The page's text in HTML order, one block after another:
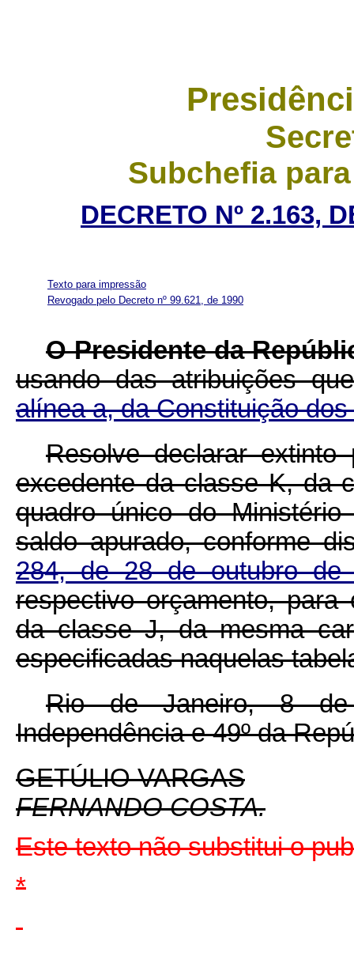
Subchefia
DECRETO Nº 2.163,
Texto para impressão
Revogado pelo Decreto nº 99.621, de 1990
O Presidente da
usando das atribuições
alínea a, da Constituição
Resolve declarar
excedente da classe K, da
quadro único do
saldo apurado, conforme
284, de 28 de outubro de
respectivo orçamento,
da classe J, da mesma
especificadas naquelas
Rio de Janeiro, 8 de
Independência e 49º da
GETÚLIO VARGAS
FERNANDO COSTA.
Este texto não substitui o
*